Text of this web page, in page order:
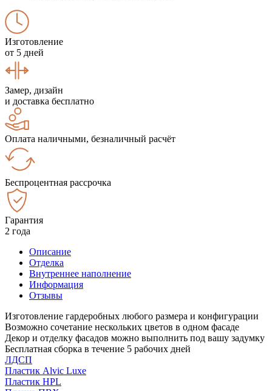
Изготовление
от 5 дней
Замер, дизайн
и доставка бесплатно
Оплата наличными, безналичный расчёт
Беспроцентная рассрочка
Гарантия
2 года
Описание
Отделка
Внутреннее наполнение
Информация
Отзывы
Изготовление гардеробных любого размера и конфигурации
Возможно сочетание нескольких цветов в одном фасаде
Декор и отделку фасадов можно выполнить под вашу задумку
Бесплатная сборка в течение 5 рабочих дней
ЛДСП
Пластик Alvic Luxe
Пластик HPL